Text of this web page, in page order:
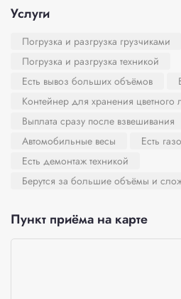
Услуги
Погрузка и разгрузка грузчиками
Погрузка и разгрузка техникой
Есть вывоз больших объёмов
Контейнер для хранения цветного
Выплата сразу после взвешивания
Автомобильные весы
Есть
Есть демонтаж техникой
Берутся за большие объёмы и
Пункт приёма на карте